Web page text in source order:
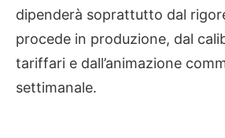
dipenderà soprattutto dal
procede in produzione, dal
tariffari e dall’animazione
settimanale.